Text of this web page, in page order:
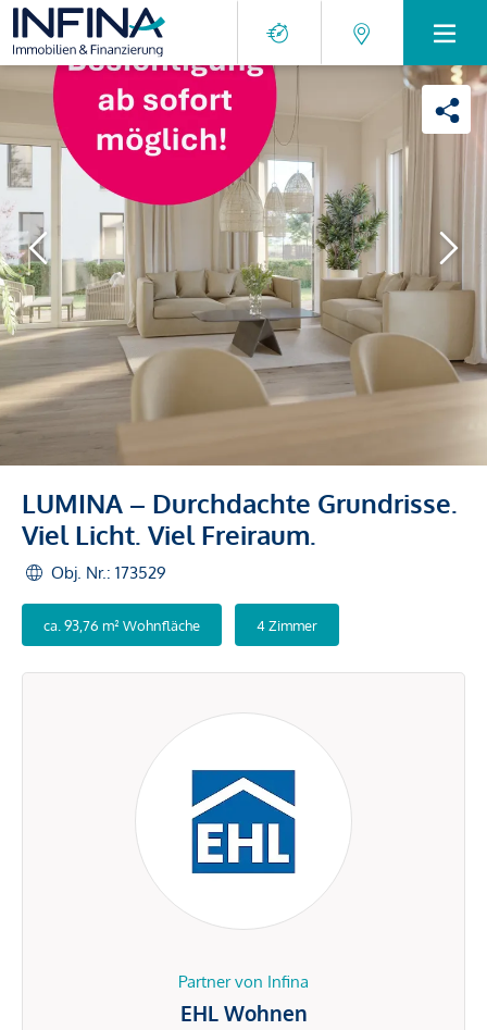
LUMINA – Durchdachte Grundrisse.
Viel Licht. Viel Freiraum.
Obj. Nr.: 173529
ca. 93,76 m² Wohnfläche 4 Zimmer
Partner von Infina
EHL Wohnen